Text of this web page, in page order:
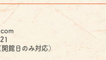
館日のみ対応）